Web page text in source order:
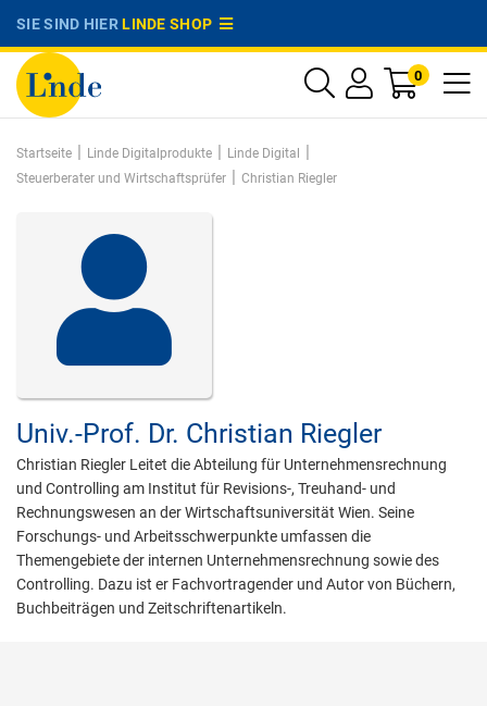
SIE SIND HIERLINDE SHOP
0
Startseite | Linde Digitalprodukte | Linde Digital |
Steuerberater und Wirtschaftsprüfer | Christian Riegler
Univ.-Prof. Dr. Christian Riegler
Christian Riegler Leitet die Abteilung für Unternehmensrechnung
und Controlling am Institut für Revisions-, Treuhand- und
Rechnungswesen an der Wirtschaftsuniversität Wien. Seine
Forschungs- und Arbeitsschwerpunkte umfassen die
Themengebiete der internen Unternehmensrechnung sowie des
Controlling. Dazu ist er Fachvortragender und Autor von Büchern,
Buchbeiträgen und Zeitschriftenartikeln.